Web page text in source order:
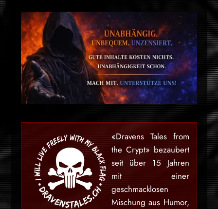
«Dravens Tales from
the Crypt» bezaubert
seit über 15 Jahren
mit einer
geschmacklosen
Mischung aus Humor,